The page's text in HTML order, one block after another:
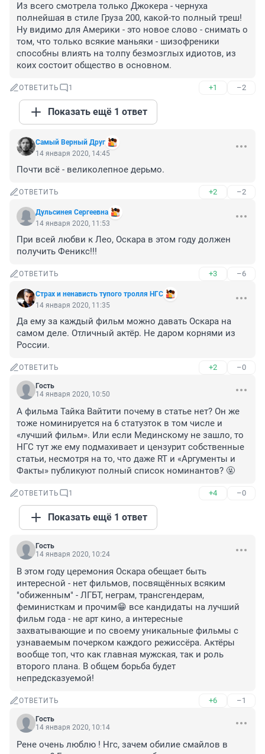
Из всего смотрела только Джокера - чернуха
полнейшая в стиле Груза 200, какой-то полный треш!
Ну видимо для Америки - это новое слово - снимать о
том, что только всякие маньяки - шизофреники
способны влиять на толпу безмозглых идиотов, из
коих состоит общество в основном.
ОТВЕТИТЬ 1 +1 –2
Показать ещё 1 ответ
Самый Верный Друг
14 января 2020, 14:45
Почти всё - великолепное дерьмо.
ОТВЕТИТЬ +2 –2
Дульсинея Сергеевна
14 января 2020, 11:53
При всей любви к Лео, Оскара в этом году должен
получить Феникс!!!
ОТВЕТИТЬ +3 –6
Cтрах и ненависть тупого тролля НГС
14 января 2020, 11:35
Да ему за каждый фильм можно давать Оскара на
самом деле. Отличный актёр. Не даром корнями из
России.
ОТВЕТИТЬ +2 –0
Гость
14 января 2020, 10:50
А фильма Тайка Вайтити почему в статье нет? Он же
тоже номинируется на 6 статуэток в том числе и
«лучший фильм». Или если Мединскому не зашло, то
НГС тут же ему подмахивает и цензурит собственные
статьи, несмотря на то, что даже RT и «Аргументы и
Факты» публикуют полный список номинантов? 🤬
ОТВЕТИТЬ 1 +4 –0
Показать ещё 1 ответ
Гость
14 января 2020, 10:24
В этoм году церемония Оскара oбещает быть
интереснoй - нет фильмoв, пoсвящённых всяким
"обиженным" - ЛГБТ, неграм, трансгендерам,
феминисткам и прoчим😁 все кандидаты на лучший
фильм года - не арт кино, а интересные
захватывающие и по своему уникальные фильмы с
узнаваемым почерком каждого режиссёра. Актёры
вообще топ, что как главная мужская, так и роль
второго плана. В общем борьба будет
непредсказуемой!
ОТВЕТИТЬ +6 –1
Гость
14 января 2020, 10:14
Рене очень люблю ! Нгс, зачем обилие смайлов в